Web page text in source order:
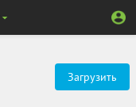
Загрузить